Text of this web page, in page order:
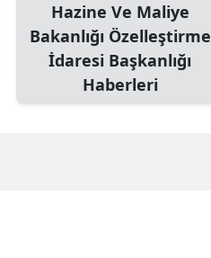
Hazine Ve Maliye
Bakanlığı Özelleştirme
İdaresi Başkanlığı
Haberleri